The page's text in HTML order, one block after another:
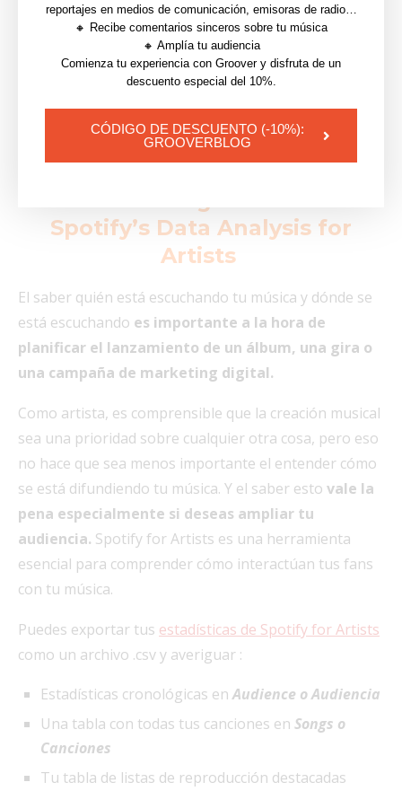
La lista de reproducción de The xx en Spotify
Estas herramientas están diseñadas para animar a tus
fans a que sigan volviendo a tu perfil. Pero solo
funcionan si los actualiza con regularidad.
Spotify’s Data Analysis for
Artists
El saber quién está escuchando tu música y dónde se
está escuchando es importante a la hora de
planificar el lanzamiento de un álbum, una gira o
una campaña de marketing digital.
Como artista, es comprensible que la creación musical
sea una prioridad sobre cualquier otra cosa, pero eso
no hace que sea menos importante el entender cómo
se está difundiendo tu música. Y el saber esto vale la
pena especialmente si deseas ampliar tu
audiencia. Spotify for Artists es una herramienta
esencial para comprender cómo interactúan tus fans
con tu música.
Puedes exportar tus estadísticas de Spotify for Artists
como un archivo .csv y averiguar :
Estadísticas cronológicas enAudience o Audiencia
Una tabla con todas tus canciones en Songs o
Canciones
Tu tabla de listas de reproducción destacadas
reportajes en medios de comunicación, emisoras de radio…
🔸 Recibe comentarios sinceros sobre tu música
🔸 Amplía tu audiencia
Comienza tu experiencia con Groover y disfruta de un
descuento especial del 10%.
CÓDIGO DE DESCUENTO (-10%):
GROOVERBLOG